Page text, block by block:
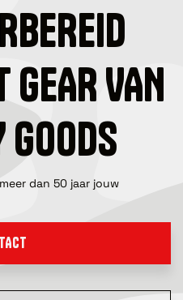
GEAR VAN
dan 50 jaar jouw